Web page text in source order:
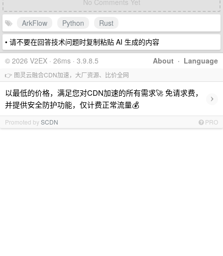
No Comments Yet
ArkFlow Python
Rust
• 请不要在回答技术问题时复制粘贴 AI 生成的内容
About · Language
© 2026 V2EX · 26ms · 3.9.8.5
👉 图灵云融合CDN加速，大厂资源、比价全网
以最低的价格，满足您对CDN加速的所有需求🚀 免请求费，
并提供安全防护功能，仅计费正常流量💰
›
Promoted bySCDN PRO